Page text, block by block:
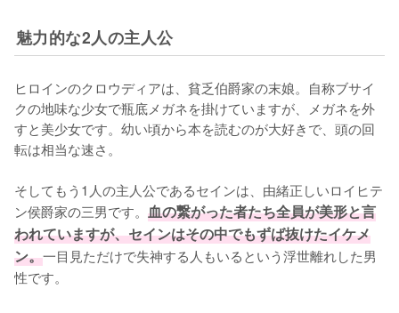
魅力的な2人の主人公
ヒロインのクロウディアは、貧乏伯爵家の末娘。自称ブサイ
クの地味な少女で瓶底メガネを掛けていますが、メガネを外
すと美少女です。幼い頃から本を読むのが大好きで、頭の回
転は相当な速さ。
そしてもう1人の主人公であるセインは、由緒正しいロイヒテ
ン侯爵家の三男です。 血の繋がった者たち全員が美形と言
われていますが、セインはその中でもずば抜けたイケメ
ン。一目見ただけで失神する人もいるという浮世離れした男
性です。